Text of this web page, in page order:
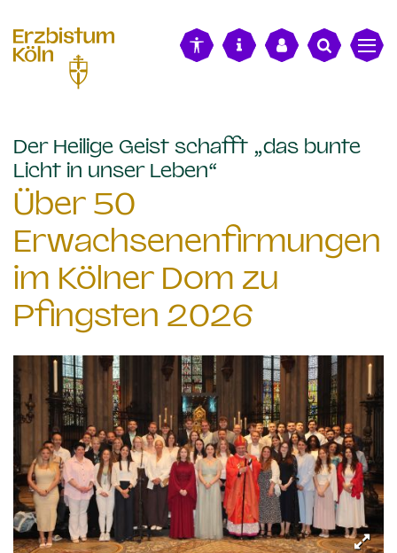
Der Heilige Geist schafft „das bunte
Licht in unser Leben“
Über 50
Erwachsenenfirmungen
im Kölner Dom zu
Pfingsten 2026